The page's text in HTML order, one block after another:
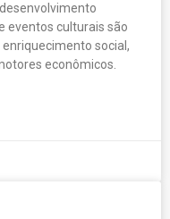
eventos culturais são
social,
econômicos.